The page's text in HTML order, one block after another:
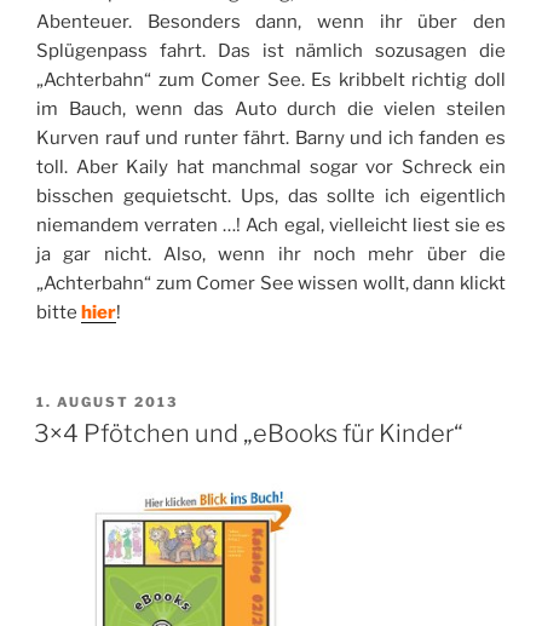
Abenteuer. Besonders dann, wenn ihr über den
Splügenpass fahrt. Das ist nämlich sozusagen die
„Achterbahn“ zum Comer See. Es kribbelt richtig doll
im Bauch, wenn das Auto durch die vielen steilen
Kurven rauf und runter fährt. Barny und ich fanden es
toll. Aber Kaily hat manchmal sogar vor Schreck ein
bisschen gequietscht. Ups, das sollte ich eigentlich
niemandem verraten …! Ach egal, vielleicht liest sie es
ja gar nicht. Also, wenn ihr noch mehr über die
„Achterbahn“ zum Comer See wissen wollt, dann klickt
bitte hier!
VERÖFFENTLICHT
AM
1. AUGUST 2013
3×4 Pfötchen und „eBooks für Kinder“